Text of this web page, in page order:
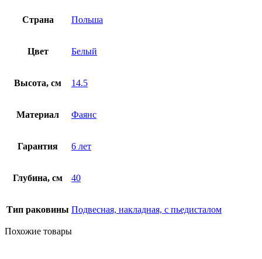
Страна Польша
Цвет Белый
Высота, см 14.5
Материал Фаянс
Гарантия 6 лет
Глубина, см 40
Тип раковины Подвесная, накладная, с пьедисталом
Похожие товары